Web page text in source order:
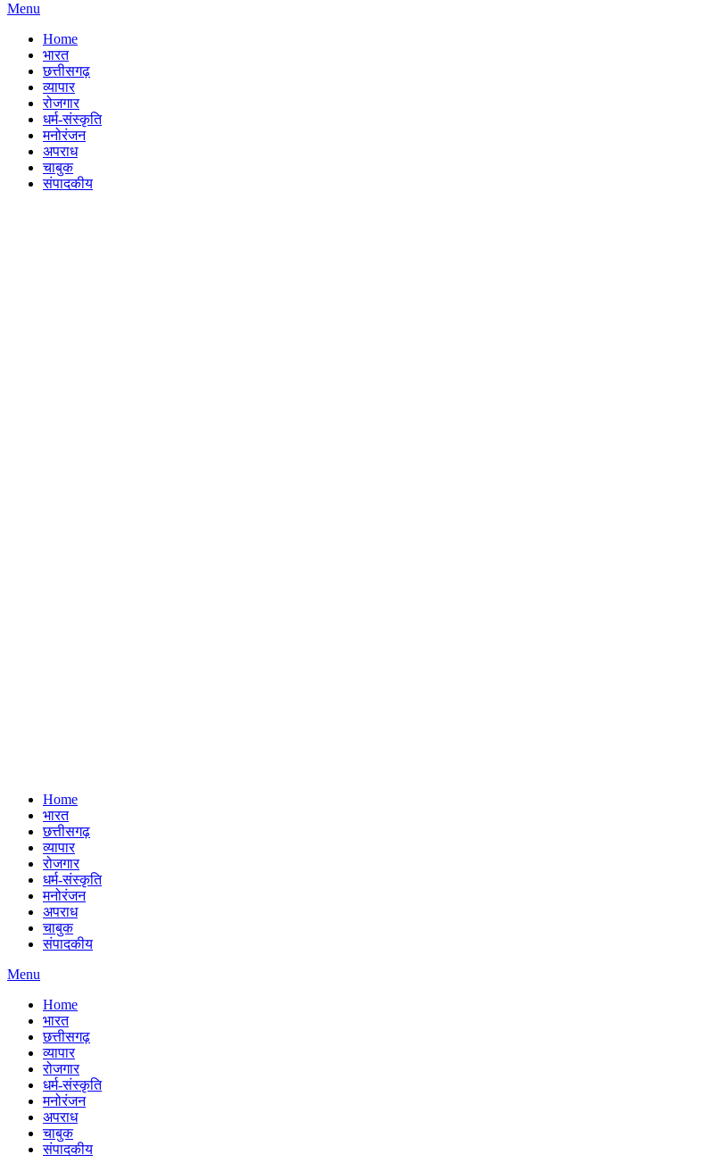
Menu
Home
भारत
छत्तीसगढ़
व्यापार
रोजगार
धर्म-संस्कृति
मनोरंजन
अपराध
चाबुक
संपादकीय
Home
भारत
छत्तीसगढ़
व्यापार
रोजगार
धर्म-संस्कृति
मनोरंजन
अपराध
चाबुक
संपादकीय
Menu
Home
भारत
छत्तीसगढ़
व्यापार
रोजगार
धर्म-संस्कृति
मनोरंजन
अपराध
चाबुक
संपादकीय